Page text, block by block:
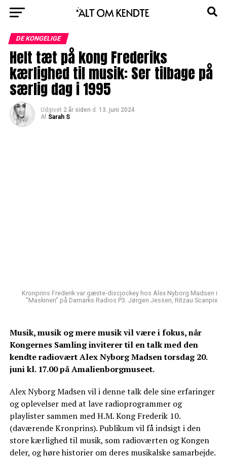
DE KONGELIGE
Helt tæt på kong Frederiks
kærlighed til musik: Ser tilbage på
særlig dag i 1995
Udgivet 2 år siden d. 13. juni 2024
Af Sarah S
Kronprins Frederik var gæste-discjockey hos Alex Nyborg Madsen i
"Maskinen" på Damarks Radios P3. Jørgen Jessen, Ritzau Scanpix
Musik, musik og mere musik vil være i fokus, når
Kongernes Samling inviterer til en talk med den
kendte radiovært Alex Nyborg Madsen torsdag 20.
juni kl. 17.00 på Amalienborgmuseet.
Alex Nyborg Madsen vil i denne talk dele sine erfaringer
og oplevelser med at lave radioprogrammer og
playlister sammen med H.M. Kong Frederik 10.
(daværende Kronprins). Publikum vil få indsigt i den
store kærlighed til musik, som radioværten og Kongen
deler, og høre historier om deres musikalske samarbejde.